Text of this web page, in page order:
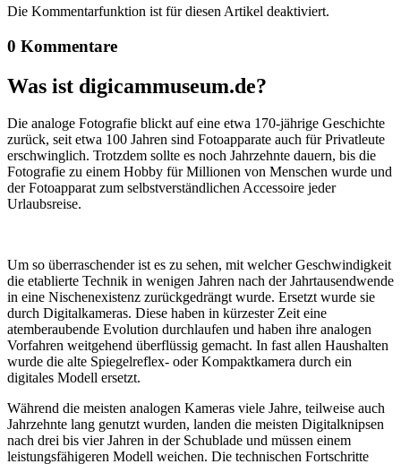
Die Kommentarfunktion ist für diesen Artikel deaktiviert.
0 Kommentare
Was ist digicammuseum.de?
Die analoge Fotografie blickt auf eine etwa 170-jährige Geschichte
zurück, seit etwa 100 Jahren sind Fotoapparate auch für Privatleute
erschwinglich. Trotzdem sollte es noch Jahrzehnte dauern, bis die
Fotografie zu einem Hobby für Millionen von Menschen wurde und
der Fotoapparat zum selbstverständlichen Accessoire jeder
Urlaubsreise.
Um so überraschender ist es zu sehen, mit welcher Geschwindigkeit
die etablierte Technik in wenigen Jahren nach der Jahrtausendwende
in eine Nischenexistenz zurückgedrängt wurde. Ersetzt wurde sie
durch Digitalkameras. Diese haben in kürzester Zeit eine
atemberaubende Evolution durchlaufen und haben ihre analogen
Vorfahren weitgehend überflüssig gemacht. In fast allen Haushalten
wurde die alte Spiegelreflex- oder Kompaktkamera durch ein
digitales Modell ersetzt.
Während die meisten analogen Kameras viele Jahre, teilweise auch
Jahrzehnte lang genutzt wurden, landen die meisten Digitalknipsen
nach drei bis vier Jahren in der Schublade und müssen einem
leistungsfähigeren Modell weichen. Die technischen Fortschritte